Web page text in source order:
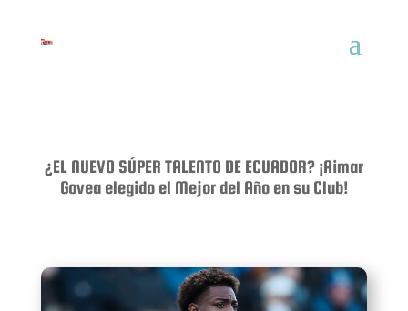
¿EL NUEVO SÚPER TALENTO DE ECUADOR? ¡Aimar
Govea elegido el Mejor del Año en su Club!